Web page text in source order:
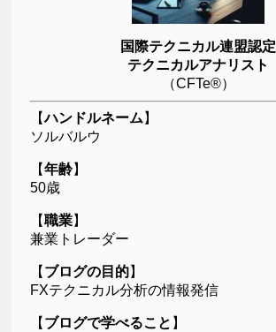
国際テクニカル連盟認定
テクニカルアナリスト
（CFTe®）
【ハンドルネーム 】
ソルバルウ
【年齢】
50歳
【職業】
兼業トレーダー
【 ブログの目的】
FXテクニカル分析の情報発信
【 ブログで学べること 】